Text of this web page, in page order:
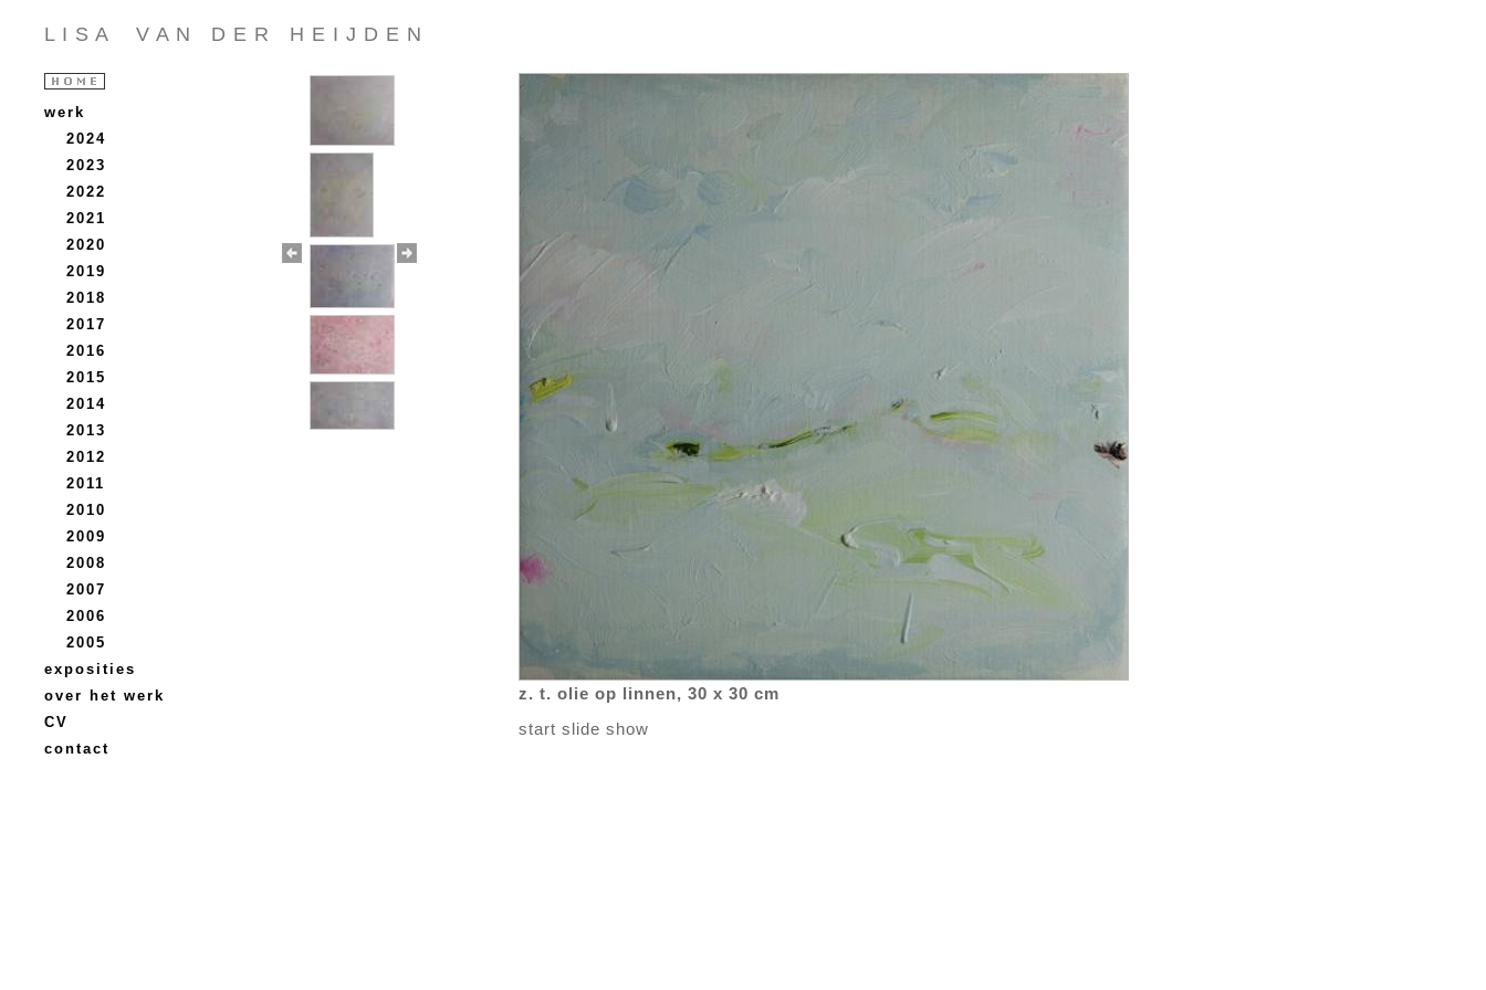
L I S A V A N D E R H E I J D E N
werk
2024
2023
2022
2021
2020
2019
2018
2017
2016
2015
2014
2013
2012
2011
2010
2009
2008
2007
2006
2005
exposities
over het werk
CV
contact
z. t. olie op linnen, 30 x 30 cm
start slide show